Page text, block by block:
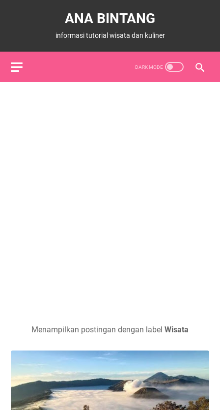
ANA BINTANG
informasi tutorial wisata dan kuliner
Menampilkan postingan dengan label Wisata